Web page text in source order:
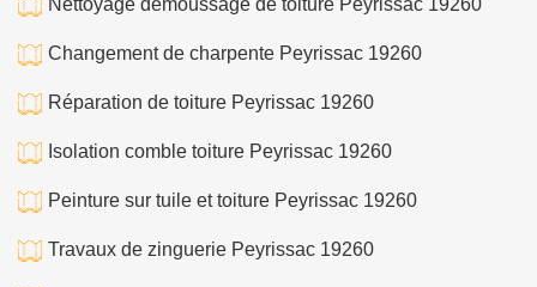
Nettoyage demoussage de toiture Peyrissac 19260
Changement de charpente Peyrissac 19260
Réparation de toiture Peyrissac 19260
Isolation comble toiture Peyrissac 19260
Peinture sur tuile et toiture Peyrissac 19260
Travaux de zinguerie Peyrissac 19260